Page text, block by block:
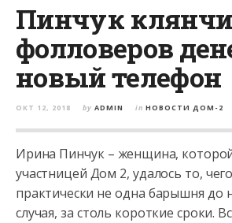
Пинчук
фолловеров
новый телефон
ОКТ 12, 2018 by ADMIN in НОВОСТИ ДОМ-2
Ирина Пинчук – женщина,
участницей Дом 2, удалось то,
практически не одна барышня до
случая, за столь короткие сроки.